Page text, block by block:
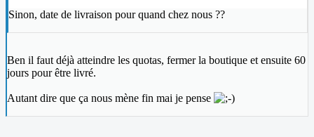
Sinon, date de livraison pour quand chez nous ??
Ben il faut déjà atteindre les quotas, fermer la boutique et ensuite 60
jours pour être livré.
Autant dire que ça nous mène fin mai je pense